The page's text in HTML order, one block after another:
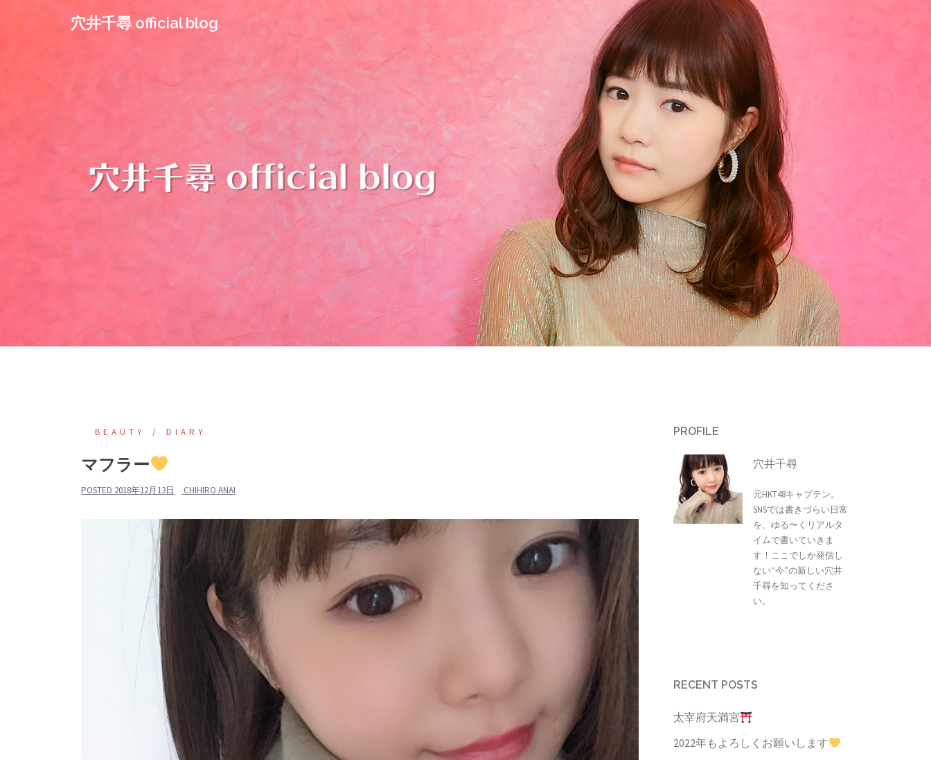
穴井千尋 official blog
BEAUTY DIARY
マフラー
POSTED 2018年12月13日 CHIHIRO ANAI
PROFILE
穴井千尋
元HKT48キャプテン。
SNSでは書きづらい日常
を、ゆる〜くリアルタ
イムで書いていきま
す！ここでしか発信し
ない“今”の新しい穴井
千尋を知ってくださ
い。
RECENT POSTS
太宰府天満宮
2022年もよろしくお願いします